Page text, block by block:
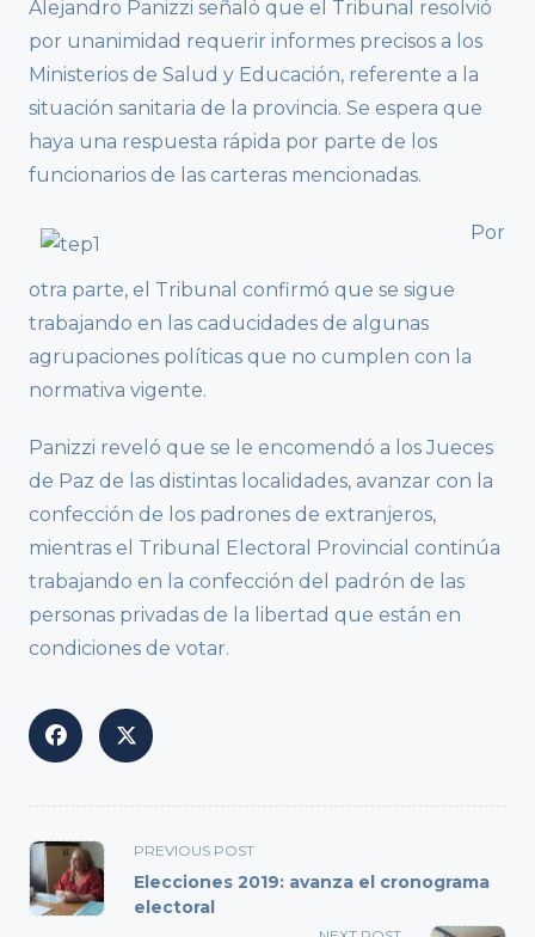
Alejandro Panizzi señaló que el Tribunal resolvió
por unanimidad requerir informes precisos a los
Ministerios de Salud y Educación, referente a la
situación sanitaria de la provincia. Se espera que
haya una respuesta rápida por parte de los
funcionarios de las carteras mencionadas.
Por
otra parte, el Tribunal confirmó que se sigue
trabajando en las caducidades de algunas
agrupaciones políticas que no cumplen con la
normativa vigente.
Panizzi reveló que se le encomendó a los Jueces
de Paz de las distintas localidades, avanzar con la
confección de los padrones de extranjeros,
mientras el Tribunal Electoral Provincial continúa
trabajando en la confección del padrón de las
personas privadas de la libertad que están en
condiciones de votar.
<span
class="nav-
subtitle
PREVIOUS POST
Elecciones 2019: avanza el cronograma
electoral